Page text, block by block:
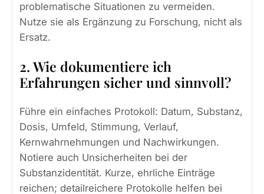
problematische Situationen zu vermeiden.
Nutze sie als Ergänzung zu Forschung, nicht als
Ersatz.
2. Wie dokumentiere ich
Erfahrungen sicher und sinnvoll?
Führe ein einfaches Protokoll: Datum, Substanz,
Dosis, Umfeld, Stimmung, Verlauf,
Kernwahrnehmungen und Nachwirkungen.
Notiere auch Unsicherheiten bei der
Substanzidentität. Kurze, ehrliche Einträge
reichen; detailreichere Protokolle helfen bei